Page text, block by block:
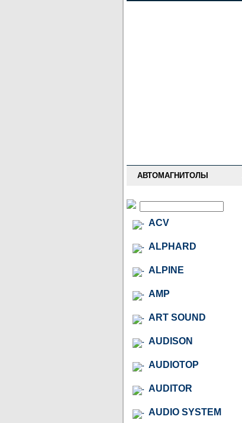
АВТОМАГНИТОЛЫ
ACV
ALPHARD
ALPINE
AMP
ART SOUND
AUDISON
AUDIOTOP
AUDITOR
AUDIO SYSTEM